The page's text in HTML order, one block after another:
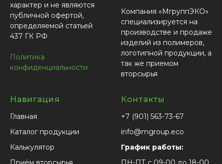
характер и не являются
публичной офертой,
определяемой статьей
437 ГК РФ
Политика
конфиденциальности
Компания «МгруппЭКО»
специализируется на
производстве и продаже
изделий из полимеров,
логотипной продукции, а
так же приемом
вторсырья
Навигация
Главная
Каталог продукции
Калькулятор
Контакты
+7 (901) 563-73-67
info@mgroup.eco
График работы: